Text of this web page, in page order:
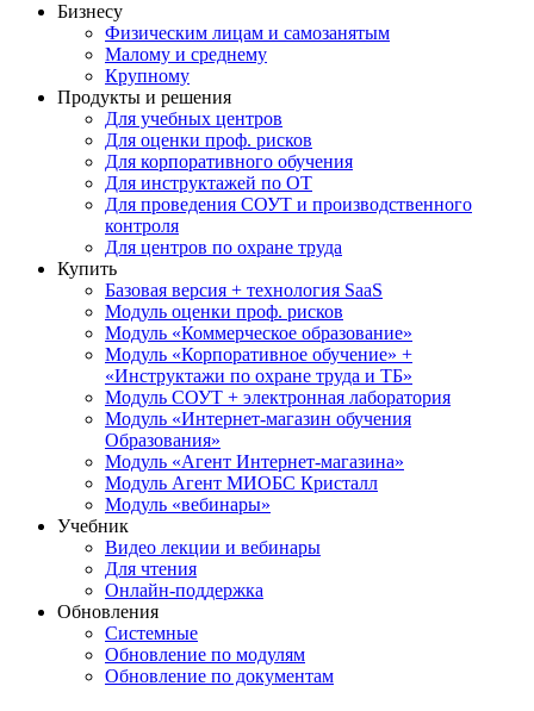
Бизнесу
Физическим лицам и самозанятым
Малому и среднему
Крупному
Продукты и решения
Для учебных центров
Для оценки проф. рисков
Для корпоративного обучения
Для инструктажей по ОТ
Для проведения СОУТ и производственного
контроля
Для центров по охране труда
Купить
Базовая версия + технология SaaS
Модуль оценки проф. рисков
Модуль «Коммерческое образование»
Модуль «Корпоративное обучение» +
«Инструктажи по охране труда и ТБ»
Модуль СОУТ + электронная лаборатория
Модуль «Интернет-магазин обучения
Образования»
Модуль «Агент Интернет-магазина»
Модуль Агент МИОБС Кристалл
Модуль «вебинары»
Учебник
Видео лекции и вебинары
Для чтения
Онлайн-поддержка
Обновления
Системные
Обновление по модулям
Обновление по документам